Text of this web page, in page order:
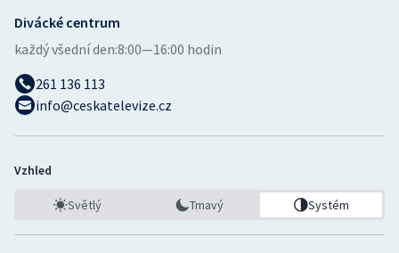
Divácké centrum
každý všední den:8:00—16:00 hodin
261 136 113
info@ceskatelevize.cz
Vzhled
Světlý Tmavý Systém